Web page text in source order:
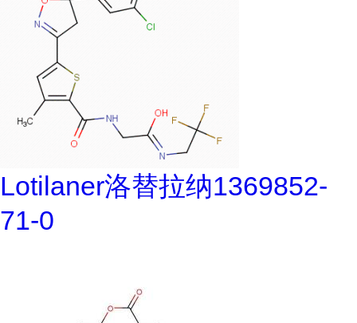
Lotilaner洛替拉纳1369852-
71-0